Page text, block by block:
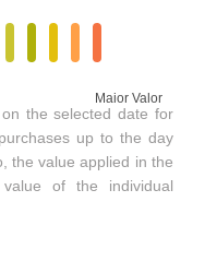
Maior Valor
the selected date for
up to the day
the value applied in the
of the individual